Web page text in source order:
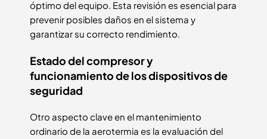
óptimo del equipo. Esta revisión es esencial para
prevenir posibles daños en el sistema y
garantizar su correcto rendimiento.
Estado del compresor y
funcionamiento de los dispositivos de
seguridad
Otro aspecto clave en el mantenimiento
ordinario de la aerotermia es la evaluación del